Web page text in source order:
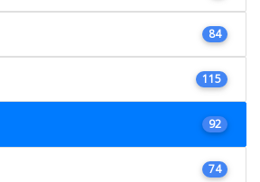
84
115
92
74